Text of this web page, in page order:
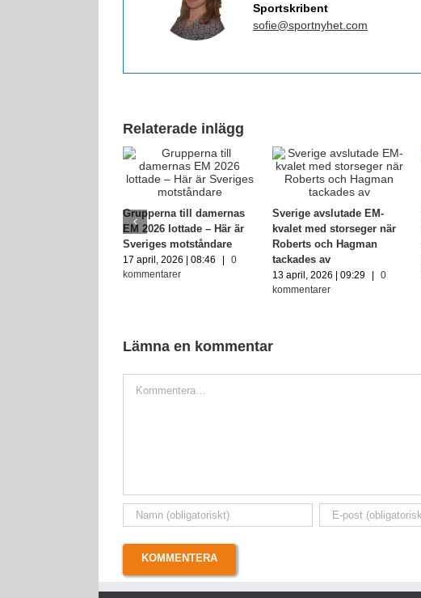
Sportskribent
sofie@sportnyhet.com
Relaterade inlägg
Grupperna till damernas
EM 2026 lottade – Här är
Sveriges motståndare
17 april, 2026 | 08:46
0
kommentarer
Sverige avslutade EM-
kvalet med storseger när
Roberts och Hagman
tackades av
13 april, 2026 | 09:29
0
kommentarer
Lämna en kommentar